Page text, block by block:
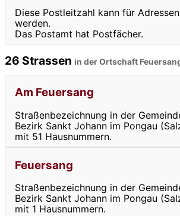
Diese Postleitzahl kann für
werden.
Das Postamt hat Postfächer.
26 Strassen in der Ortschaft
Am Feuersang
Straßenbezeichnung in der
Bezirk Sankt Johann im Pongau
mit 51 Hausnummern.
Feuersang
Straßenbezeichnung in der
Bezirk Sankt Johann im Pongau
mit 1 Hausnummern.